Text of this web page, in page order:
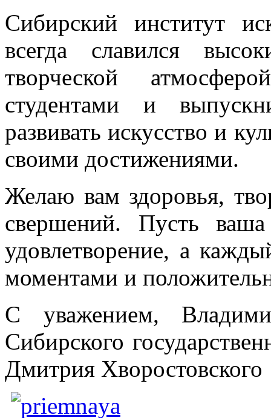
Сибирский институт
всегда славился
творческой
студентами и
развивать искусство и
своими достижениями.
Желаю вам здоровья,
свершений. Пусть
удовлетворение, а
моментами и
С уважением,
Сибирского
Дмитрия Хворостовского